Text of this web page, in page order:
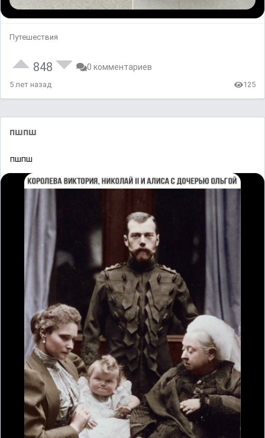
Путешествия
848 0 комментариев
5 лет назад 125
пшпш
пшпш